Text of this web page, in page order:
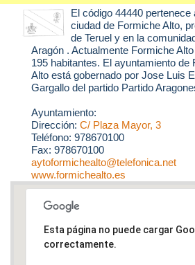
El código 44440 pertenece
ciudad de Formiche Alto,
de Teruel y en la
Aragón . Actualmente Formiche
195 habitantes. El ayuntamiento de
Alto está gobernado por Jose Luis
Gargallo del partido Partido
Ayuntamiento:
Dirección: C/ Plaza Mayor, 3
Teléfono: 978670100
Fax: 978670100
aytoformichealto@telefonica.net
www.formichealto.es
Esta página no puede cargar
correctamente.